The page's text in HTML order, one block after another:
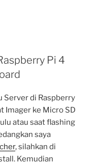
Pi 4
Server di Raspberry
Imager ke Micro SD
atau saat flashing
saya
, silahkan di
Kemudian